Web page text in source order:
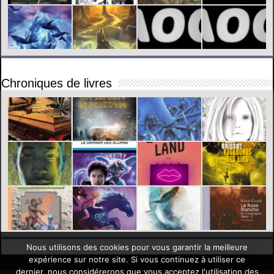
Chroniques de livres
Nous utilisons des cookies pour vous garantir la meilleure
expérience sur notre site. Si vous continuez à utiliser ce
dernier, nous considérerons que vous acceptez l'utilisation des